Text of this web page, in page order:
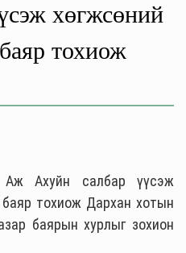
хөгжсөний
тохиож
Ахуйн салбар үүсэж
тохиож Дархан хотын
баярын хурлыг зохион